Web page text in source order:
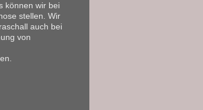
können wir bei
stellen. Wir
auch bei
von